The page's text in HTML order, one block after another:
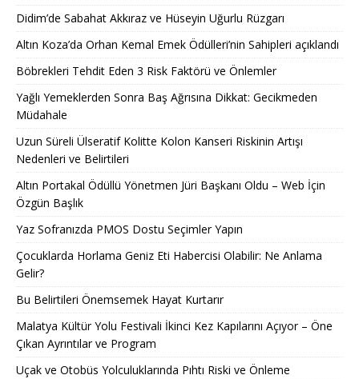
Didim’de Sabahat Akkıraz ve Hüseyin Uğurlu Rüzgarı
Altın Koza’da Orhan Kemal Emek Ödülleri’nin Sahipleri açıklandı
Böbrekleri Tehdit Eden 3 Risk Faktörü ve Önlemler
Yağlı Yemeklerden Sonra Baş Ağrısına Dikkat: Gecikmeden
Müdahale
Uzun Süreli Ülseratif Kolitte Kolon Kanseri Riskinin Artışı
Nedenleri ve Belirtileri
Altın Portakal Ödüllü Yönetmen Jüri Başkanı Oldu – Web İçin
Özgün Başlık
Yaz Sofranızda PMOS Dostu Seçimler Yapın
Çocuklarda Horlama Geniz Eti Habercisi Olabilir: Ne Anlama
Gelir?
Bu Belirtileri Önemsemek Hayat Kurtarır
Malatya Kültür Yolu Festivali İkinci Kez Kapılarını Açıyor – Öne
Çıkan Ayrıntılar ve Program
Uçak ve Otobüs Yolculuklarında Pıhtı Riski ve Önleme